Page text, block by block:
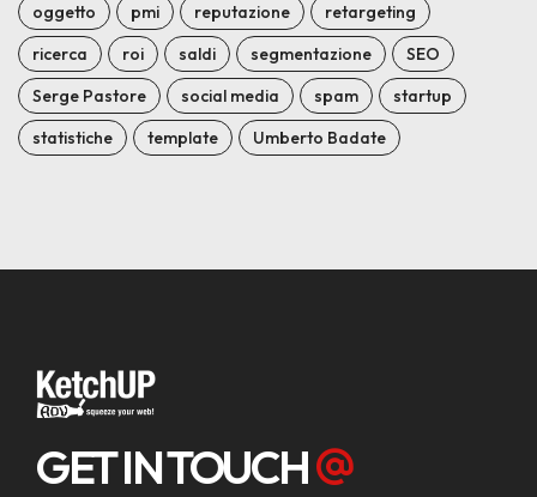
oggetto
pmi reputazione
retargeting
ricerca
roi saldi segmentazione
SEO
Serge Pastore
social media spam
startup
statistiche
template Umberto Badate
GET IN TOUCH